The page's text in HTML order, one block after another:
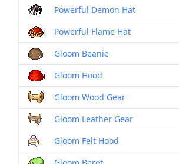
Powerful Demon Hat
Powerful Flame Hat
Gloom Beanie
Gloom Hood
Gloom Wood Gear
Gloom Leather Gear
Gloom Felt Hood